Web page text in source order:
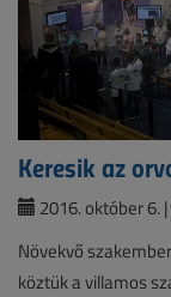
Keresik az
2016. október 6. |
Növekvő
köztük a villamos